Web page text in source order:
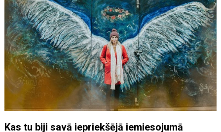
Kas tu biji savā iepriekšējā iemiesojumā